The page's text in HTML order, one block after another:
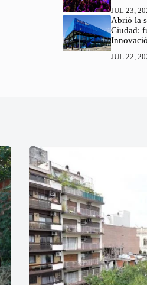
JUL 23,
Abrió la
Ciudad:
JUL 22,